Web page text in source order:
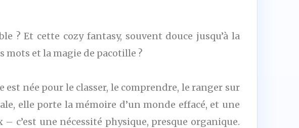
? Et cette cozy fantasy, souvent douce jusqu’à la
mots et la magie de pacotille ?
est née pour le classer, le comprendre, le ranger sur
elle porte la mémoire d’un monde effacé, et une
c’est une nécessité physique, presque organique.